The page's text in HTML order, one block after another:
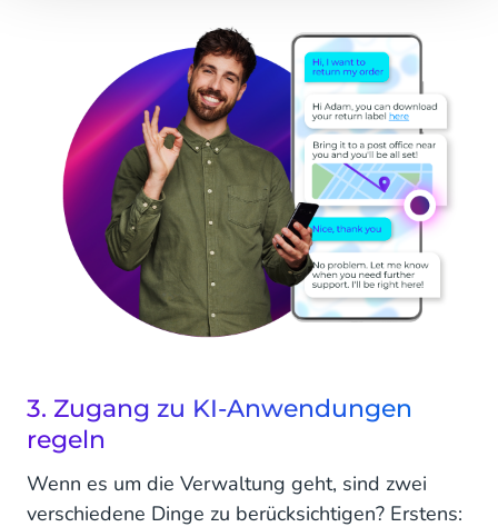
3. Zugang zu KI-Anwendungen
regeln
Wenn es um die Verwaltung geht, sind zwei
verschiedene Dinge zu berücksichtigen? Erstens: